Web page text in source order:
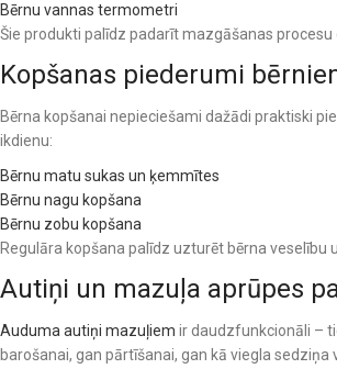
Bērnu vannas termometri
Šie produkti palīdz padarīt mazgāšanas procesu
Kopšanas piederumi
Bērna kopšanai nepieciešami dažādi praktiski
ikdienu:
Bērnu matu sukas un ķemmītes
Bērnu nagu kopšana
Bērnu zobu kopšana
Regulāra kopšana palīdz uzturēt bērna veselību
Autiņi un mazuļa aprūpes
Auduma autiņi mazuļiem ir daudzfunkcionāli –
barošanai, gan pārtīšanai, gan kā viegla sedziņa